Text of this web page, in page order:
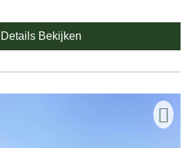
Details Bekijken